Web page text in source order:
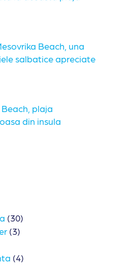
Beach, una
salbatice apreciate
plaja
din insula
(30)
(3)
(4)